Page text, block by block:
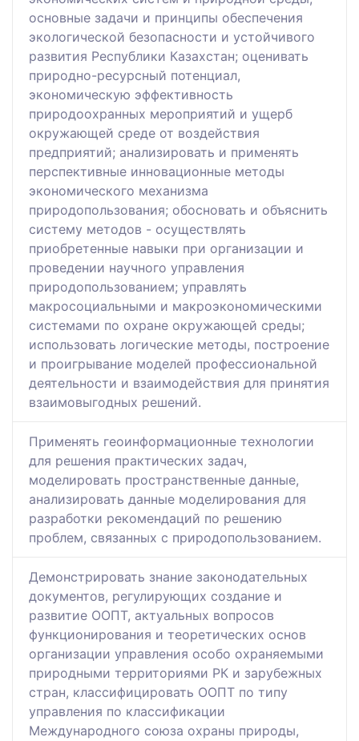
основные задачи и принципы обеспечения
экологической безопасности и устойчивого
развития Республики Казахстан; оценивать
природно-ресурсный потенциал,
экономическую эффективность
природоохранных мероприятий и ущерб
окружающей среде от воздействия
предприятий; анализировать и применять
перспективные инновационные методы
экономического механизма
природопользования; обосновать и объяснить
систему методов - осуществлять
приобретенные навыки при организации и
проведении научного управления
природопользованием; управлять
макросоциальными и макроэкономическими
системами по охране окружающей среды;
использовать логические методы, построение
и проигрывание моделей профессиональной
деятельности и взаимодействия для принятия
взаимовыгодных решений.
Применять геоинформационные технологии
для решения практических задач,
моделировать пространственные данные,
анализировать данные моделирования для
разработки рекомендаций по решению
проблем, связанных с природопользованием.
Демонстрировать знание законодательных
документов, регулирующих создание и
развитие ООПТ, актуальных вопросов
функционирования и теоретических основ
организации управления особо охраняемыми
природными территориями РК и зарубежных
стран, классифицировать ООПТ по типу
управления по классификации
Международного союза охраны природы,